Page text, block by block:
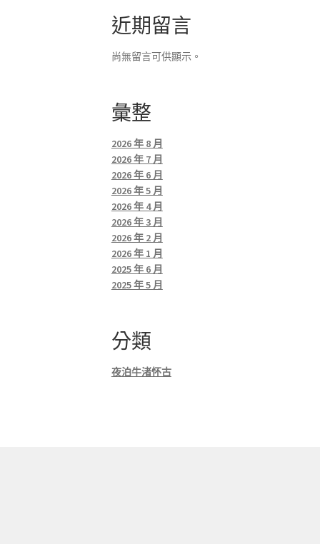
近期留言
尚無留言可供顯示。
彙整
2026 年 8 月
2026 年 7 月
2026 年 6 月
2026 年 5 月
2026 年 4 月
2026 年 3 月
2026 年 2 月
2026 年 1 月
2025 年 6 月
2025 年 5 月
分類
夜泊牛渚怀古